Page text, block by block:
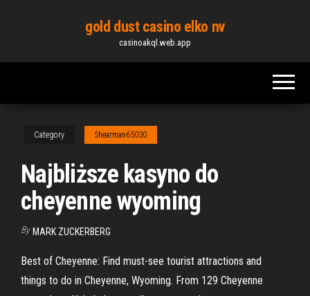
content
gold dust casino elko nv
casinoakql.web.app
Category Shearman65030
Najbliższe kasyno do
cheyenne wyoming
By MARK ZUCKERBERG
Best of Cheyenne: Find must-see tourist attractions and
things to do in Cheyenne, Wyoming. From 129 Cheyenne